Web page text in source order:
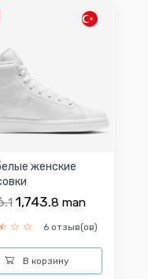
женские
1 1,743.8 man
6 отзыв(ов)
В корзину